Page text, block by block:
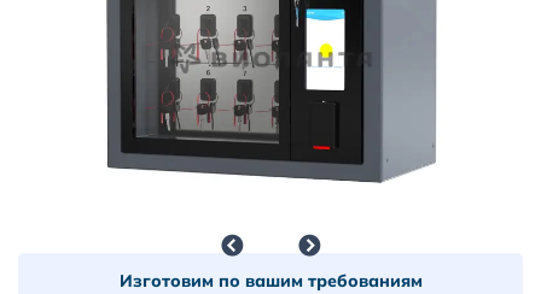
Изготовим по вашим требованиям